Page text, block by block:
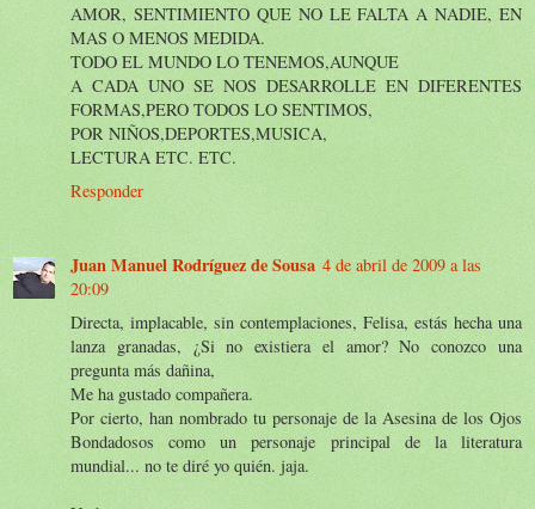
AMOR, SENTIMIENTO QUE NO LE FALTA A NADIE, EN
MAS O MENOS MEDIDA.
TODO EL MUNDO LO TENEMOS,AUNQUE
A CADA UNO SE NOS DESARROLLE EN DIFERENTES
FORMAS,PERO TODOS LO SENTIMOS,
POR NIÑOS,DEPORTES,MUSICA,
LECTURA ETC. ETC.
Responder
Juan Manuel Rodríguez de Sousa 4 de abril de 2009 a las
20:09
Directa, implacable, sin contemplaciones, Felisa, estás hecha una
lanza granadas, ¿Si no existiera el amor? No conozco una
pregunta más dañina,
Me ha gustado compañera.
Por cierto, han nombrado tu personaje de la Asesina de los Ojos
Bondadosos como un personaje principal de la literatura
mundial... no te diré yo quién. jaja.